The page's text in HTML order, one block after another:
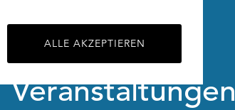
ALLE AKZEPTIEREN
Veranstaltungen